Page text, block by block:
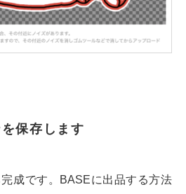
保存します
成です。BASEに出品する方法